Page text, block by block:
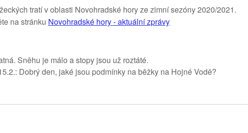
tratí v oblasti Novohradské hory ze zimní sezóny 2020/2021.
na stránku Novohradské hory - aktuální zprávy
Sněhu je málo a stopy jsou už roztáté.
Dobrý den, jaké jsou podmínky na běžky na Hojné Vodě?